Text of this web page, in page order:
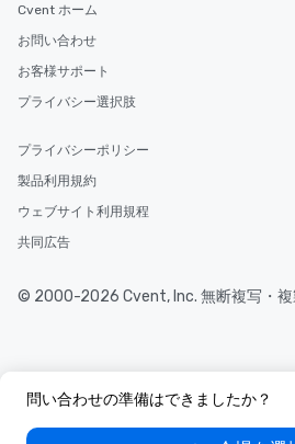
問い合わせの準備はできましたか？
Cvent ホーム
お問い合わせ
お客様サポート
プライバシー選択肢
プライバシーポリシー
製品利用規約
ウェブサイト利用規程
共同広告
© 2000-2026 Cvent, Inc. 無断複写・複